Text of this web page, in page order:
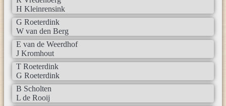
H Kleinrensink
G Roeterdink
W van den Berg
E van de Weerdhof
J Kromhout
T Roeterdink
G Roeterdink
B Scholten
L de Rooij